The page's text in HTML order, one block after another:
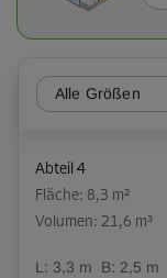
Alle Größen
Abteil 4
Fläche: 8,3 m²
Volumen: 21,6 m³
L: 3,3 m B: 2,5 m